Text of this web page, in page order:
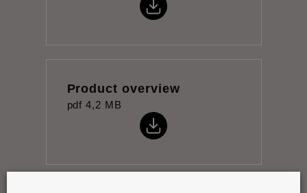
Product overview
pdf 4,2 MB